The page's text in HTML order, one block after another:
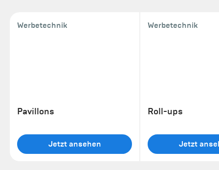
Werbetechnik
Pavillons
Jetzt ansehen
Werbetechnik
Roll-ups
Jetzt